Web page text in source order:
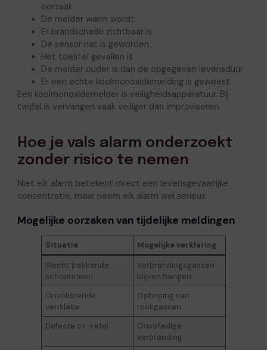
oorzaak
De melder warm wordt
Er brandschade zichtbaar is
De sensor nat is geworden
Het toestel gevallen is
De melder ouder is dan de opgegeven levensduur
Er een echte koolmonoxidemelding is geweest
Een koolmonoxidemelder is veiligheidsapparatuur. Bij
twijfel is vervangen vaak veiliger dan improviseren.
Hoe je vals alarm onderzoekt
zonder risico te nemen
Niet elk alarm betekent direct een levensgevaarlijke
concentratie, maar neem elk alarm wel serieus.
Mogelijke oorzaken van tijdelijke meldingen
Situatie
Mogelijke verklaring
Slecht trekkende
schoorsteen
Verbrandingsgassen
blijven hangen
Onvoldoende
ventilatie
Ophoping van
rookgassen
Defecte cv-ketel
Onvolledige
verbranding